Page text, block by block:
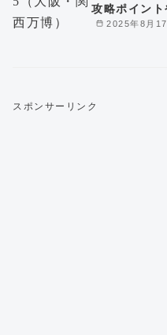
2025年8月17
攻略ポイン
スポンサーリンク